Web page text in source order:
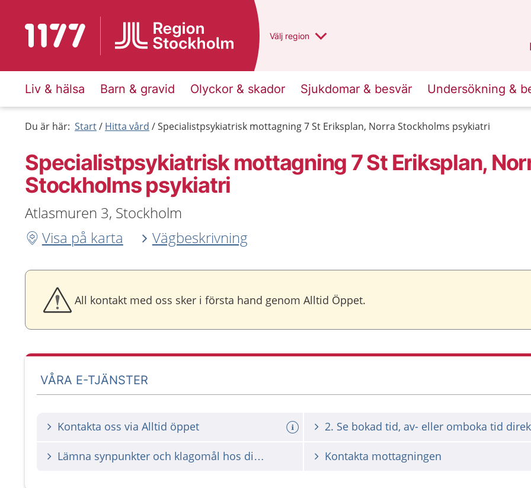
Till startsidan för 1177 Du har valt region
Välj en annan
region
Liv & hälsa Barn & gravid Olyckor & skador Sjukdomar & besvär Undersökning &
Du är här: Start Hitta vård Specialistpsykiatrisk mottagning 7 St Eriksplan, Norra Stockholms psykiatri
Specialistpsykiatrisk mottagning 7 St Eriksplan,
Stockholms psykiatri
Atlasmuren 3, Stockholm
Visa på karta
Vägbeskrivning
All kontakt med oss sker i första hand genom Alltid Öppet.
VÅRA E-TJÄNSTER
Kontakta oss via Alltid öppet 2. Se bokad tid, av- eller omboka tid
Lämna synpunkter och klagomål hos din vårdgivare Kontakta mottagningen